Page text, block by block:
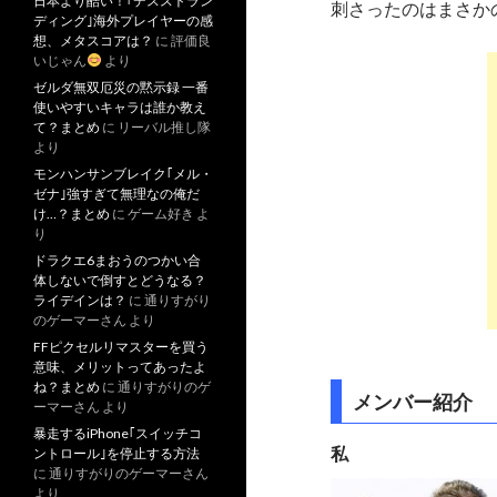
刺さったのはまさか
メンバー紹介
私
ディング｣海外プレイヤーの感
想、メタスコアは？ に 評価良
いじゃん
より
ゼルダ無双厄災の黙示録 一番
使いやすいキャラは誰か教え
て？まとめ に リーバル推し隊
より
モンハンサンブレイク｢メル・
ゼナ｣強すぎて無理なの俺だ
け…？まとめ に ゲーム好き よ
り
ドラクエ6まおうのつかい合
体しないで倒すとどうなる？
ライデインは？ に 通りすがり
のゲーマーさん より
FFピクセルリマスターを買う
意味、メリットってあったよ
ね？まとめ に 通りすがりのゲ
ーマーさん より
暴走するiPhone｢スイッチコ
ントロール｣を停止する方法
に 通りすがりのゲーマーさん
より